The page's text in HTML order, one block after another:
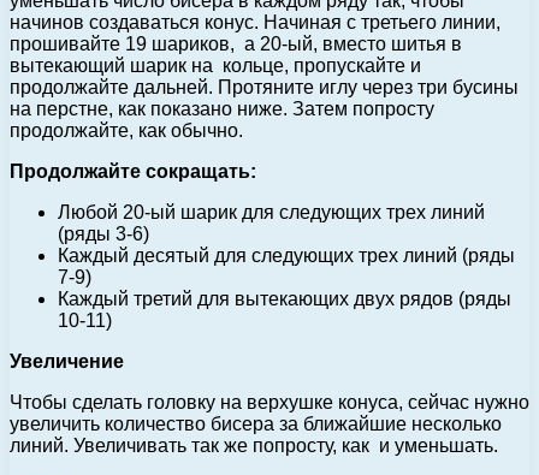
начинов создаваться конус. Начиная с третьего линии,
прошивайте 19 шариков, а 20-ый, вместо шитья в
вытекающий шарик на кольце, пропускайте и
продолжайте дальней. Протяните иглу через три бусины
на перстне, как показано ниже. Затем попросту
продолжайте, как обычно.
Продолжайте сокращать:
Любой 20-ый шарик для следующих трех линий
(ряды 3-6)
Каждый десятый для следующих трех линий (ряды
7-9)
Каждый третий для вытекающих двух рядов (ряды
10-11)
Увеличение
Чтобы сделать головку на верхушке конуса, сейчас нужно
увеличить количество бисера за ближайшие несколько
линий. Увеличивать так же попросту, как и уменьшать.